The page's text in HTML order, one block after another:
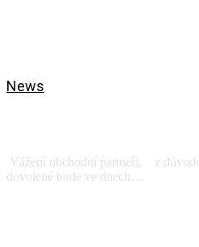
News
Vážení obchodní partneři, z
dovolené bude ve dnech…